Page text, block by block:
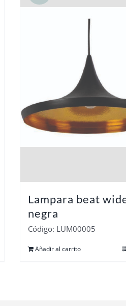
Lampara beat
negra
Código: LUM00005
Añadir al carrito